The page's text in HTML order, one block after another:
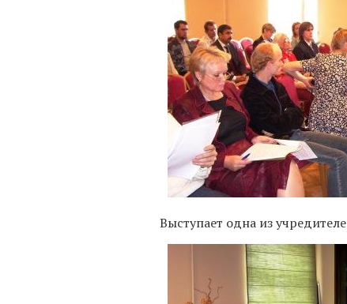
Выступает одна из